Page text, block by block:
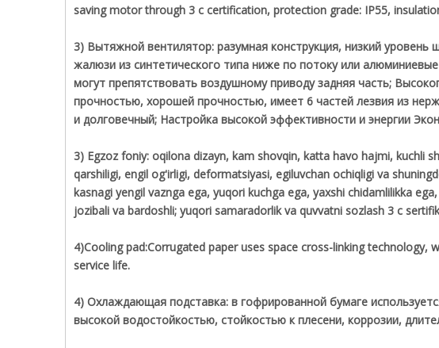
saving motor through 3 c certification, protection grade: IP55,
3) Вытяжной вентилятор: разумная конструкция, низкий
жалюзи из синтетического типа ниже по потоку или
могут препятствовать воздушному приводу задняя часть;
прочностью, хорошей прочностью, имеет 6 частей лезвия из
и долговечный; Настройка высокой эффективности и энергии
3) Egzoz foniy: oqilona dizayn, kam shovqin, katta havo hajmi, kuchli
qarshiligi, engil og'irligi, deformatsiyasi, egiluvchan ochiqligi va
kasnagi yengil vaznga ega, yuqori kuchga ega, yaxshi chidamlilikka
jozibali va bardoshli; yuqori samaradorlik va quvvatni sozlash 3 c
4)Cooling pad:Corrugated paper uses space cross-linking
service life.
4) Охлаждающая подставка: в гофрированной бумаге
высокой водостойкостью, стойкостью к плесени, коррозии,